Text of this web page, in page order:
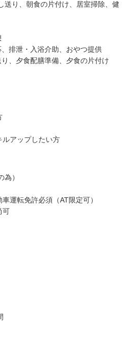
送り、朝食の片付け、居室掃除、健
排泄・入浴介助、おやつ提供
、夕食配膳準備、夕食の片付け
ルアップしたい方
）
運転免許必須（AT限定可）
可